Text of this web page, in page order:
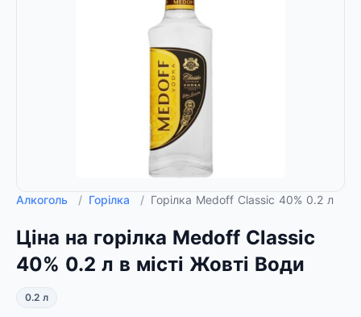
Алкоголь / Горілка / Горілка Medoff Classic 40% 0.2 л
Ціна на горілка Medoff Classic
40% 0.2 л в місті Жовті Води
0.2 л